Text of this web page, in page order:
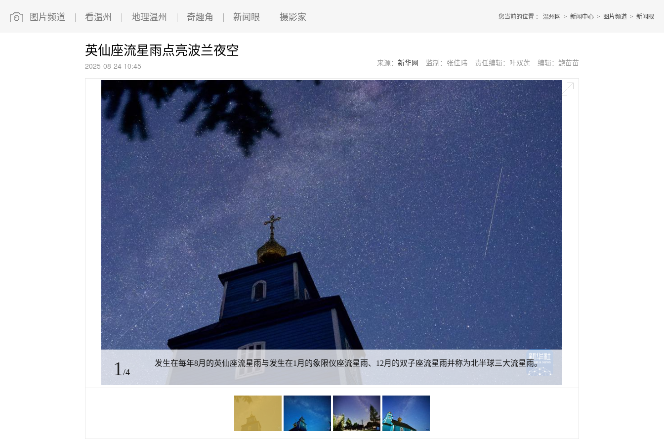
图片频道 看温州 地理温州 奇趣角 新闻眼 摄影家 您当前的位置 ： 温州网 > 新闻中心 > 图片频道 > 新闻眼
英仙座流星雨点亮波兰夜空
2025-08-24 10:45 来源： 新华网 监制：张佳玮 责任编辑：叶双莲 编辑：鲍苗苗
1/4
发生在每年8月的英仙座流星雨与发生在1月的象限仪座流星雨、12月的双子座流星雨并称为北半球三大流星雨。